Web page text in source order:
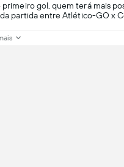
gol, quem terá mais
partida entre Atlético-GO x